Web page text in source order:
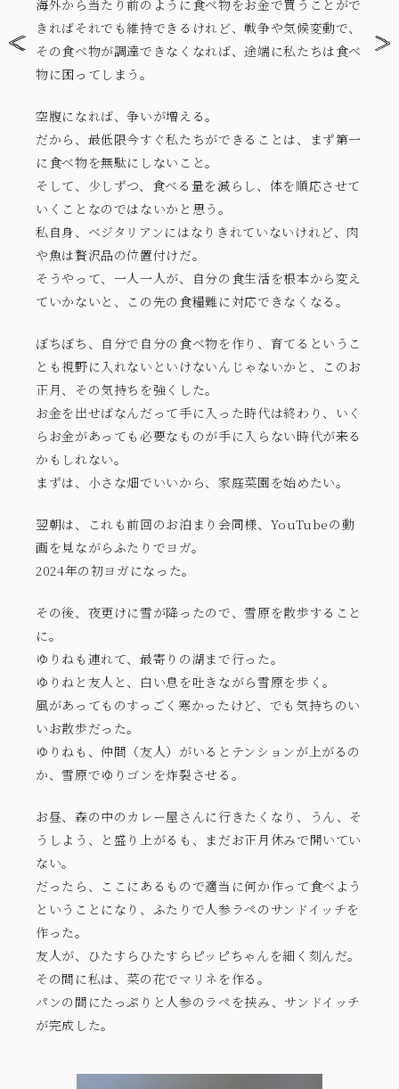
海外から当たり前のように食べ物をお金で買うことがで
きればそれでも維持できるけれど、戦争や気候変動で、
その食べ物が調達できなくなれば、途端に私たちは食べ
物に困ってしまう。
空腹になれば、争いが増える。
だから、最低限今すぐ私たちができることは、まず第一
に食べ物を無駄にしないこと。
そして、少しずつ、食べる量を減らし、体を順応させて
いくことなのではないかと思う。
私自身、ベジタリアンにはなりきれていないけれど、肉
や魚は贅沢品の位置付けだ。
そうやって、一人一人が、自分の食生活を根本から変え
ていかないと、この先の食糧難に対応できなくなる。
ぼちぼち、自分で自分の食べ物を作り、育てるというこ
とも視野に入れないといけないんじゃないかと、このお
正月、その気持ちを強くした。
お金を出せばなんだって手に入った時代は終わり、いく
らお金があっても必要なものが手に入らない時代が来る
かもしれない。
まずは、小さな畑でいいから、家庭菜園を始めたい。
翌朝は、これも前回のお泊まり会同様、YouTubeの動
画を見ながらふたりでヨガ。
2024年の初ヨガになった。
その後、夜更けに雪が降ったので、雪原を散歩すること
に。
ゆりねも連れて、最寄りの湖まで行った。
ゆりねと友人と、白い息を吐きながら雪原を歩く。
風があってものすっごく寒かったけど、でも気持ちのい
いお散歩だった。
ゆりねも、仲間（友人）がいるとテンションが上がるの
か、雪原でゆりゴンを炸裂させる。
お昼、森の中のカレー屋さんに行きたくなり、うん、そ
うしよう、と盛り上がるも、まだお正月休みで開いてい
ない。
だったら、ここにあるもので適当に何か作って食べよう
ということになり、ふたりで人参ラペのサンドイッチを
作った。
友人が、ひたすらひたすらピッピちゃんを細く刻んだ。
その間に私は、菜の花でマリネを作る。
パンの間にたっぷりと人参のラペを挟み、サンドイッチ
が完成した。